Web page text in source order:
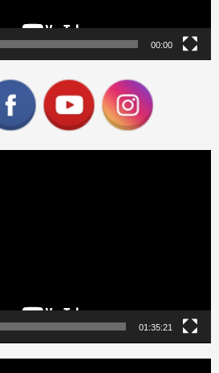
00:00
01:35:21